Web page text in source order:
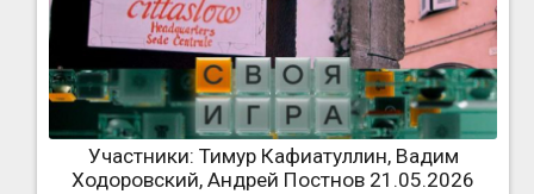
Участники: Тимур Кафиатуллин, Вадим
Ходоровский, Андрей Постнов 21.05.2026